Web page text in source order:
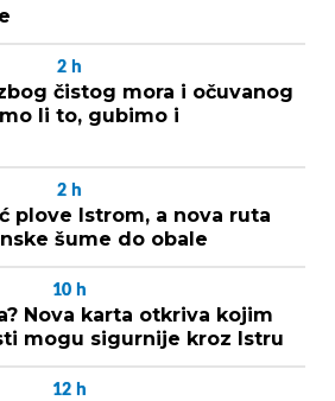
2 h
čistog mora i očuvanog
li to, gubimo i
2 h
plove Istrom, a nova ruta
šume do obale
10 h
Nova karta otkriva kojim
mogu sigurnije kroz Istru
12 h